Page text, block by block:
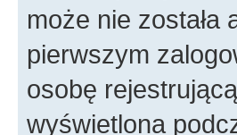
może nie
pierwszym
osobę
wyświetlona